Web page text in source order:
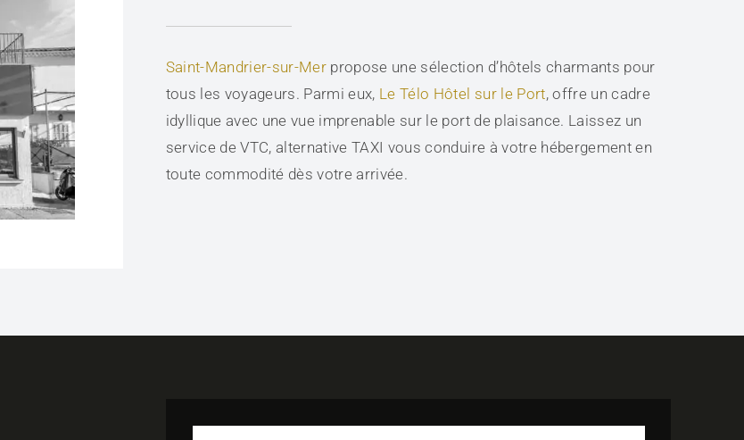
Saint-Mandrier-sur-Mer propose une sélection d’hôtels charmants pour
tous les voyageurs. Parmi eux, Le Télo Hôtel sur le Port, offre un cadre
idyllique avec une vue imprenable sur le port de plaisance. Laissez un
service de VTC, alternative TAXI vous conduire à votre hébergement en
toute commodité dès votre arrivée.